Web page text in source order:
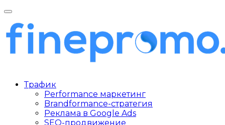
Трафик
Performance маркетинг
Brandformance-стратегия
Реклама в Google Ads
SEO-продвижение